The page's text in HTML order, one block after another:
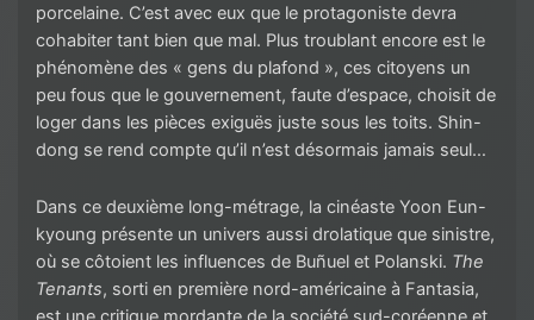
porcelaine. C’est avec eux que le protagoniste devra
cohabiter tant bien que mal. Plus troublant encore est le
phénomène des « gens du plafond », ces citoyens un
peu fous que le gouvernement, faute d’espace, choisit de
loger dans les pièces exiguës juste sous les toits. Shin-
dong se rend compte qu’il n’est désormais jamais seul…
Dans ce deuxième long-métrage, la cinéaste Yoon Eun-
kyoung présente un univers aussi drolatique que sinistre,
où se côtoient les influences de Buñuel et Polanski. The
Tenants, sorti en première nord-américaine à Fantasia,